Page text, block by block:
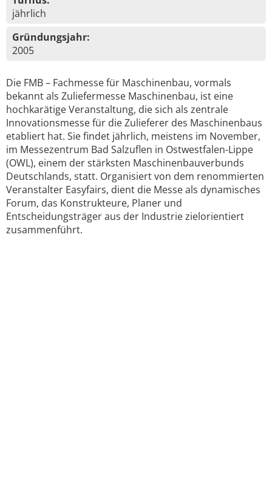
jährlich
Gründungsjahr:
2005
Die FMB – Fachmesse für Maschinenbau, vormals
bekannt als Zuliefermesse Maschinenbau, ist eine
hochkarätige Veranstaltung, die sich als zentrale
Innovationsmesse für die Zulieferer des Maschinenbaus
etabliert hat. Sie findet jährlich, meistens im November,
im Messezentrum Bad Salzuflen in Ostwestfalen-Lippe
(OWL), einem der stärksten Maschinenbauverbunds
Deutschlands, statt. Organisiert von dem renommierten
Veranstalter Easyfairs, dient die Messe als dynamisches
Forum, das Konstrukteure, Planer und
Entscheidungsträger aus der Industrie zielorientiert
zusammenführt.